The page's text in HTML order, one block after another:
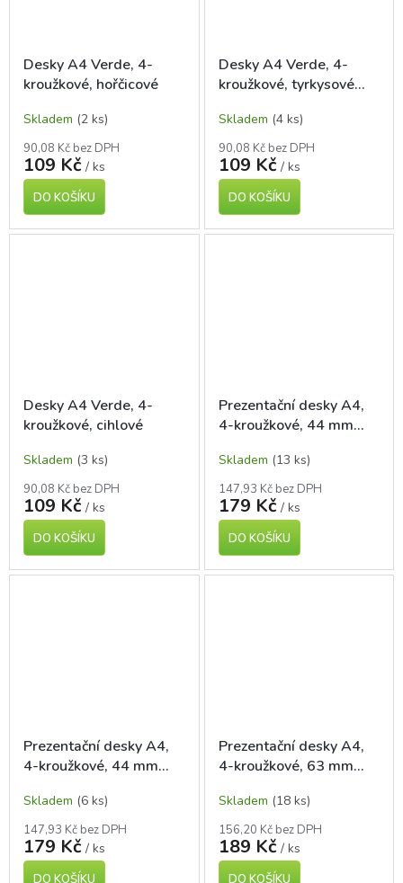
Desky A4 Verde, 4-
kroužkové, hořčicové
Skladem (2 ks)
90,08 Kč bez DPH
109 Kč / ks
DO KOŠÍKU
Desky A4 Verde, 4-
kroužkové, tyrkysové
Skladem (4 ks)
90,08 Kč bez DPH
109 Kč / ks
DO KOŠÍKU
Desky A4 Verde, 4-
kroužkové, cihlové
Skladem (3 ks)
90,08 Kč bez DPH
109 Kč / ks
DO KOŠÍKU
Prezentační desky A4,
4-kroužkové, 44 mm
Skladem (13 ks)
147,93 Kč bez DPH
179 Kč / ks
DO KOŠÍKU
Prezentační desky A4,
4-kroužkové, 44 mm
Skladem (6 ks)
147,93 Kč bez DPH
179 Kč / ks
DO KOŠÍKU
Prezentační desky A4,
4-kroužkové, 63 mm
Skladem (18 ks)
156,20 Kč bez DPH
189 Kč / ks
DO KOŠÍKU